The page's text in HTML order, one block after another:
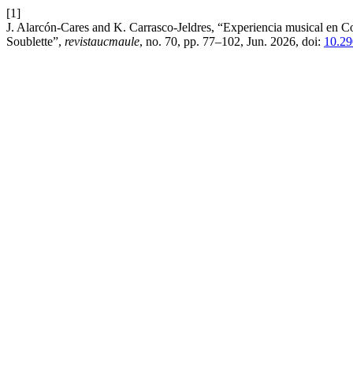
[1]
J. Alarcón-Cares and K. Carrasco-Jeldres, “Experiencia musical en
Soublette”, revistaucmaule, no. 70, pp. 77–102, Jun. 2026, doi: